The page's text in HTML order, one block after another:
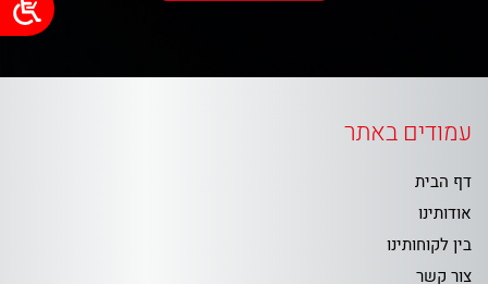
עמודים באתר
דף הבית
אודותינו
בין לקוחותינו
צור קשר